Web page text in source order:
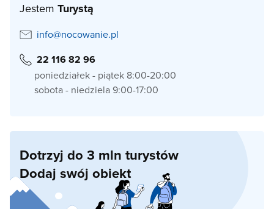
Jestem Turystą
info@nocowanie.pl
22 116 82 96
poniedziałek - piątek 8:00-20:00
sobota - niedziela 9:00-17:00
Dotrzyj do 3 mln turystów
Dodaj swój obiekt